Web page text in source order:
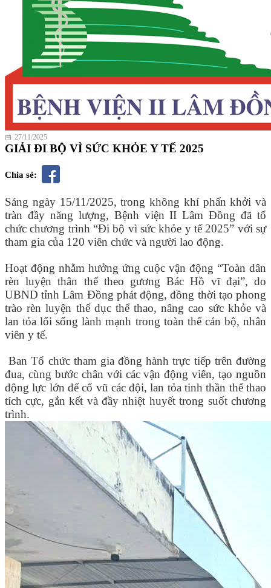
27/11/2025
GIẢI ĐI BỘ VÌ SỨC KHỎE Y TẾ 2025
Chia sẻ:
Sáng ngày 15/11/2025, trong không khí phấn khởi và
tràn đầy năng lượng, Bệnh viện II Lâm Đồng đã tổ
chức chương trình “Đi bộ vì sức khỏe y tế 2025” với sự
tham gia của 120 viên chức và người lao động.
Hoạt động nhằm hưởng ứng cuộc vận động “Toàn dân
rèn luyện thân thể theo gương Bác Hồ vĩ đại”, do
UBND tỉnh Lâm Đồng phát động, đồng thời tạo phong
trào rèn luyện thể dục thể thao, nâng cao sức khỏe và
lan tỏa lối sống lành mạnh trong toàn thể cán bộ, nhân
viên y tế.
Ban Tổ chức tham gia đồng hành trực tiếp trên đường
đua, cùng bước chân với các vận động viên, tạo nguồn
động lực lớn để cổ vũ các đội, lan tỏa tinh thần thể thao
tích cực, gắn kết và đầy nhiệt huyết trong suốt chương
trình.